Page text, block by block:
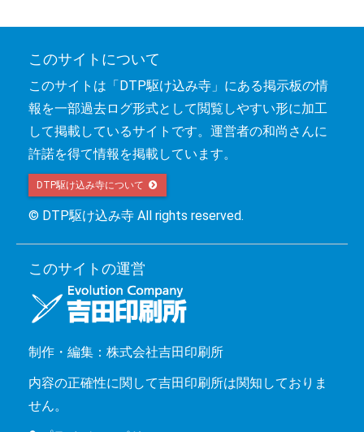
このサイトについて
このサイトは「DTP駆け込み寺」にある掲示板の情
報を一部過去ログ形式として閲覧しやすい形に加工
して掲載しているサイトです。運営者の和尚さんに
許諾を得て情報を掲載しています。
DTP駆け込み寺について
© DTP駆け込み寺 All rights reserved.
このサイトの運営
制作・編集：株式会社吉田印刷所
内容の正確性に関して吉田印刷所は関知しておりま
せん。